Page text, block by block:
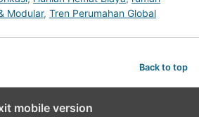
Modular, Tren Perumahan Global
Back to top
mobile version